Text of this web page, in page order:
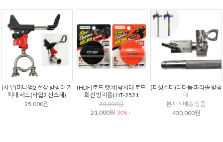
(서부)미니엄2 선상 받침대 거
치대 세트(타입2 신소재)
25,000원
(HDF)로드 캣쳐(낚시대 로드
회전 방지용) HT-2521
30,000원
21,000원 30% ↓
(피싱스타)티타늄 파라솔 받침
대
본사직배송 상품
430,000원